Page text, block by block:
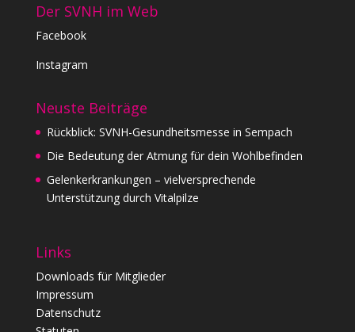
Der SVNH im Web
Facebook
Instagram
Neuste Beiträge
Rückblick: SVNH-Gesundheitsmesse in Sempach
Die Bedeutung der Atmung für dein Wohlbefinden
Gelenkerkrankungen – vielversprechende
Unterstützung durch Vitalpilze
Links
Downloads für Mitglieder
Impressum
Datenschutz